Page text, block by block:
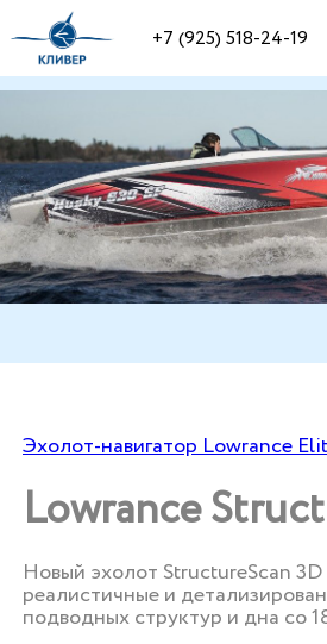
+7 (925) 518-24-19
Эхолот-навигатор Lowrance
Lowrance
Новый эхолот StructureScan
реалистичные и
подводных структур и дна со